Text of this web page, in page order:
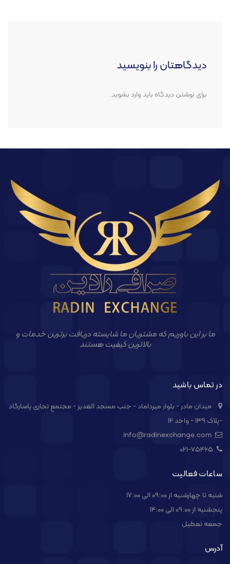
دیدگاهتان را بنویسید
برای نوشتن دیدگاه بایدوارد بشوید.
ما بر این باوریم که مشتریان ما شایسته دریافت برترین خدمات و
بالاترین کیفیت هستند
در تماس باشید
میدان مادر - بلوار میرداماد - جنب مسجد الغدیر - مجتمع تجاری پاسارگاد
-پلاک ۱۳۹ - واحد ۱۲
021-۷۵۴۶۵
ساعات فعالیت
شنبه تا چهارشنبه از 09:00 الی 17:00
پنجشنبه از 09:00 الی 14:00
جمعه تعطیل
آدرس